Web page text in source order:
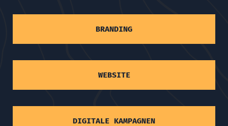
BRANDING
WEBSITE
DIGITALE KAMPAGNEN